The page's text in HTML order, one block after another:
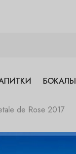
БОКАЛЫ
de Rose 2017